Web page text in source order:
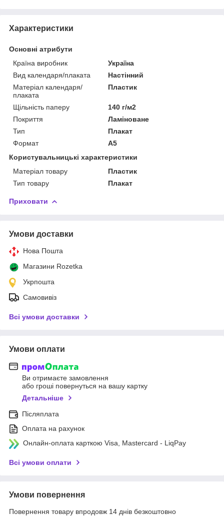
Характеристики
Основні атрибути
Країна виробник
Україна
Вид календаря/плаката
Настінний
Матеріал календаря/
плаката
Пластик
Щільність паперу
140 г/м2
Покриття
Ламіноване
Тип
Плакат
Формат
A5
Користувальницькі характеристики
Матеріал товару
Пластик
Тип товару
Плакат
Приховати
Умови доставки
Нова Пошта
Магазини Rozetka
Укрпошта
Самовивіз
Всі умови доставки
Умови оплати
Ви отримаєте замовлення
або гроші повернуться на вашу картку
Детальніше
Післяплата
Оплата на рахунок
Онлайн-оплата карткою Visa, Mastercard - LiqPay
Всі умови оплати
Умови повернення
Повернення товару впродовж 14 днів безкоштовно